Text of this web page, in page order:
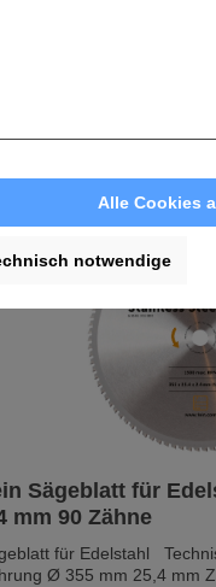
Sägeblatt für
mm 90 Zähne
für Edelstahl Technische Daten Sägeblatt Ø
Alle Cookies
notwendige